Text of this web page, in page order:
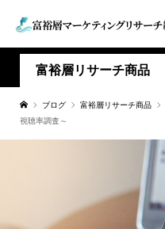
富裕層リサーチ商品
ブログ 富裕層リサーチ商品
視聴率調査～